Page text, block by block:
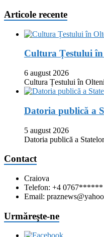
Articole recente
Cultura Țestului
6 august 2026
Cultura Țestului în
Datoria publică a
5 august 2026
Datoria publică a
Contact
Craiova
Telefon: +4 0767******
Email:
Urmăreşte-ne